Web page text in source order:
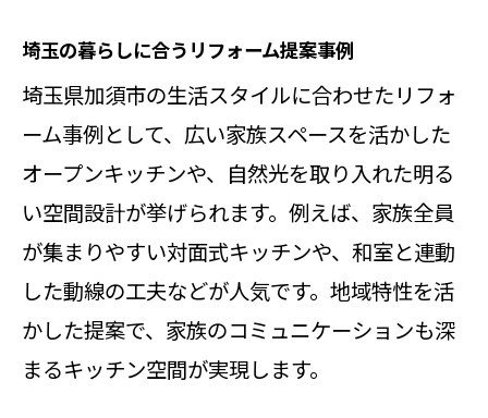
実際
埼玉の暮らしに合うリフォーム提案事例
埼玉県加須市の生活スタイルに合わせたリフォ
ーム事例として、広い家族スペースを活かした
オープンキッチンや、自然光を取り入れた明る
い空間設計が挙げられます。例えば、家族全員
が集まりやすい対面式キッチンや、和室と連動
した動線の工夫などが人気です。地域特性を活
かした提案で、家族のコミュニケーションも深
まるキッチン空間が実現します。